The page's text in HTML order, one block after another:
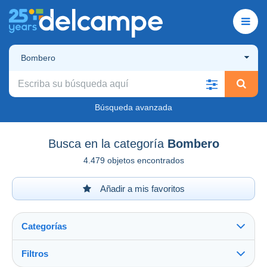
Bombero
Búsqueda avanzada
Busca en la categoría Bombero
4.479 objetos encontrados
Añadir a mis favoritos
Categorías
Filtros